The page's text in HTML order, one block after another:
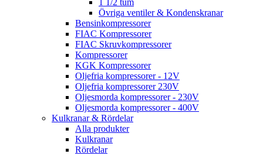
1 1/2 tum
Övriga ventiler & Kondenskranar
Bensinkompressorer
FIAC Kompressorer
FIAC Skruvkompressorer
Kompressorer
KGK Kompressorer
Oljefria kompressorer - 12V
Oljefria kompressorer 230V
Oljesmorda kompressorer - 230V
Oljesmorda kompressorer - 400V
Kulkranar & Rördelar
Alla produkter
Kulkranar
Rördelar